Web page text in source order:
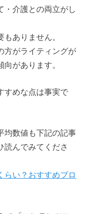
・介護との両立がし
ありません。
方がライティングが
があります。
すめな点は事実で
均数値も下記の記事
読んでみてくださ
らい？おすすめブロ